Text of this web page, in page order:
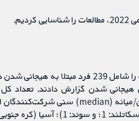
تعداد 7 کارآزمایی تصادفی‌سازی و کنترل شده را
هیجانی شدن گزارش دادند. تعداد